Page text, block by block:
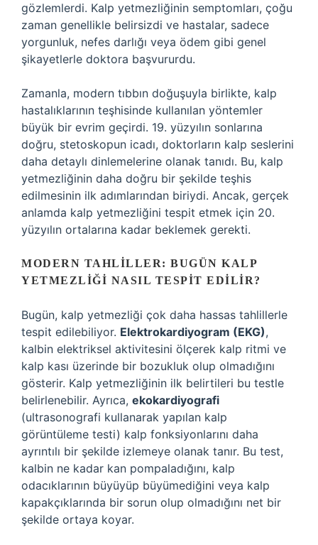
gözlemlerdi. Kalp yetmezliğinin semptomları, çoğu
zaman genellikle belirsizdi ve hastalar, sadece
yorgunluk, nefes darlığı veya ödem gibi genel
şikayetlerle doktora başvururdu.
Zamanla, modern tıbbın doğuşuyla birlikte, kalp
hastalıklarının teşhisinde kullanılan yöntemler
büyük bir evrim geçirdi. 19. yüzyılın sonlarına
doğru, stetoskopun icadı, doktorların kalp seslerini
daha detaylı dinlemelerine olanak tanıdı. Bu, kalp
yetmezliğinin daha doğru bir şekilde teşhis
edilmesinin ilk adımlarından biriydi. Ancak, gerçek
anlamda kalp yetmezliğini tespit etmek için 20.
yüzyılın ortalarına kadar beklemek gerekti.
MODERN TAHLILLER: BUGÜN KALP
YETMEZLIĞI NASIL TESPIT EDILIR?
Bugün, kalp yetmezliği çok daha hassas tahlillerle
tespit edilebiliyor. Elektrokardiyogram (EKG),
kalbin elektriksel aktivitesini ölçerek kalp ritmi ve
kalp kası üzerinde bir bozukluk olup olmadığını
gösterir. Kalp yetmezliğinin ilk belirtileri bu testle
belirlenebilir. Ayrıca, ekokardiyografi
(ultrasonografi kullanarak yapılan kalp
görüntüleme testi) kalp fonksiyonlarını daha
ayrıntılı bir şekilde izlemeye olanak tanır. Bu test,
kalbin ne kadar kan pompaladığını, kalp
odacıklarının büyüyüp büyümediğini veya kalp
kapakçıklarında bir sorun olup olmadığını net bir
şekilde ortaya koyar.